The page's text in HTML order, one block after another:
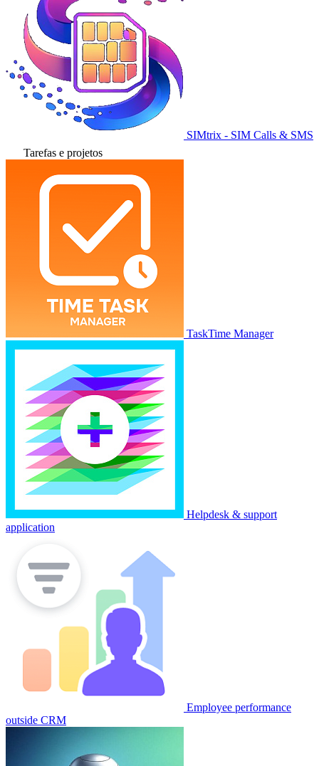
SIMtrix - SIM Calls & SMS
Tarefas e projetos
TaskTime Manager
Helpdesk & support
application
Employee performance
outside CRM